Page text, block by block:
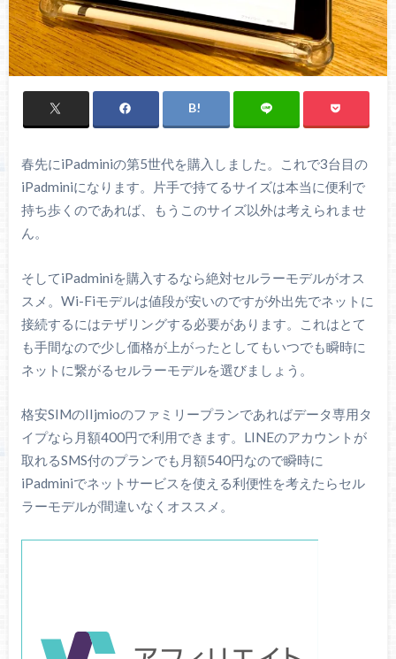
春先にiPadminiの第5世代を購入しました。これで3台目の
iPadminiになります。片手で持てるサイズは本当に便利で
持ち歩くのであれば、もうこのサイズ以外は考えられませ
ん。
そしてiPadminiを購入するなら絶対セルラーモデルがオス
スメ。Wi-Fiモデルは値段が安いのですが外出先でネットに
接続するにはテザリングする必要があります。これはとて
も手間なので少し価格が上がったとしてもいつでも瞬時に
ネットに繋がるセルラーモデルを選びましょう。
格安SIMのIIjmioのファミリープランであればデータ専用タ
イプなら月額400円で利用できます。LINEのアカウントが
取れるSMS付のプランでも月額540円なので瞬時に
iPadminiでネットサービスを使える利便性を考えたらセル
ラーモデルが間違いなくオススメ。